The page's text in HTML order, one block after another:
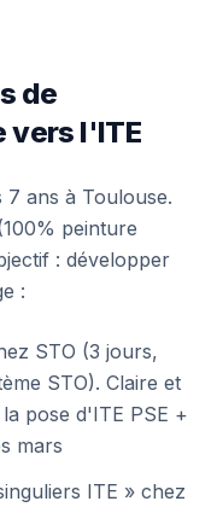
de
vers l'ITE
7 ans à Toulouse.
peinture
: développer
:
STO (3 jours,
STO). Claire et
pose d'ITE PSE +
mars
ITE » chez